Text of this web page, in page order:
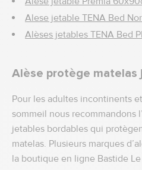
Alese jetable TENA Bed
Alèses jetables TENA Bed
Alèse protège matelas
Pour les adultes incontinents et
sommeil nous recommandons
jetables bordables qui
matelas. Plusieurs marques
la boutique en ligne Bastide